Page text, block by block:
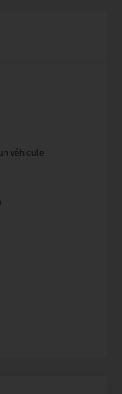
véhicule